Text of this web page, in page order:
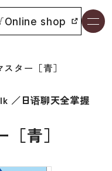
Online shop
す
ター［青］
／日语聊天全掌握
青］